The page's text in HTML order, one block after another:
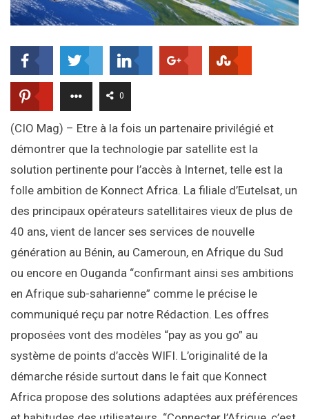
0
(CIO Mag) – Etre à la fois un partenaire privilégié et
démontrer que la technologie par satellite est la
solution pertinente pour l’accès à Internet, telle est la
folle ambition de Konnect Africa. La filiale d’Eutelsat, un
des principaux opérateurs satellitaires vieux de plus de
40 ans, vient de lancer ses services de nouvelle
génération au Bénin, au Cameroun, en Afrique du Sud
ou encore en Ouganda “confirmant ainsi ses ambitions
en Afrique sub-saharienne” comme le précise le
communiqué reçu par notre Rédaction. Les offres
proposées vont des modèles “pay as you go” au
système de points d’accès WIFI. L’originalité de la
démarche réside surtout dans le fait que Konnect
Africa propose des solutions adaptées aux préférences